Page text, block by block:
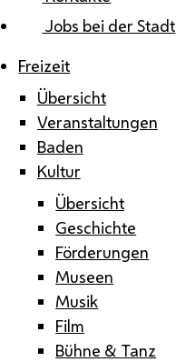
Jobs bei der Stadt
Freizeit
Übersicht
Veranstaltungen
Baden
Kultur
Übersicht
Geschichte
Förderungen
Museen
Musik
Film
Bühne & Tanz